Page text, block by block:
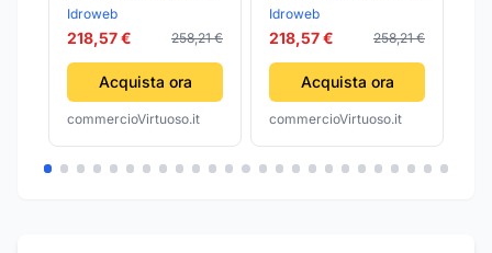
CM CON SIFONE
NOCE- 1,0 pz
Idroweb
218,57 € 258,21 €
Acquista ora
commercioVirtuoso.it
CM CON SIFONE
PALISSANDRO- 1,0
Idroweb
218,57 € 258,21 €
Acquista ora
commercioVirtuoso.it